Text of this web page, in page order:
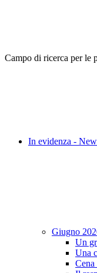
Campo di ricerca per le
In evidenza -
Giugno
Un
Una